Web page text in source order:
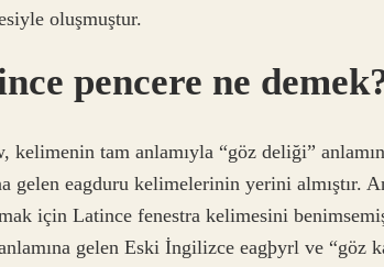
oluşmuştur.
pencere ne
kelimenin tam anlamıyla “göz deliği”
gelen eagduru kelimelerinin yerini almıştır.
için Latince fenestra kelimesini
gelen Eski İngilizce eagþyrl ve “göz